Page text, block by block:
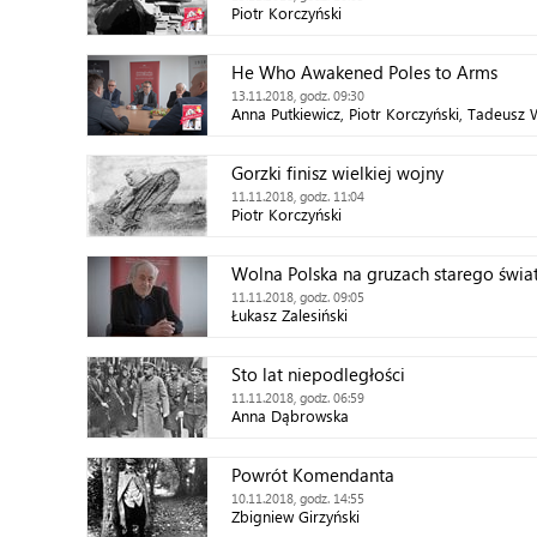
Piotr Korczyński
He Who Awakened Poles to Arms
13.11.2018, godz. 09:30
Anna Putkiewicz, Piotr Korczyński, Tadeusz
Gorzki finisz wielkiej wojny
11.11.2018, godz. 11:04
Piotr Korczyński
Wolna Polska na gruzach starego
11.11.2018, godz. 09:05
Łukasz Zalesiński
Sto lat niepodległości
11.11.2018, godz. 06:59
Anna Dąbrowska
Powrót Komendanta
10.11.2018, godz. 14:55
Zbigniew Girzyński